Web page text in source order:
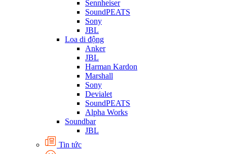
Sennheiser
SoundPEATS
Sony
JBL
Loa di động
Anker
JBL
Harman Kardon
Marshall
Sony
Devialet
SoundPEATS
Alpha Works
Soundbar
JBL
Tin tức